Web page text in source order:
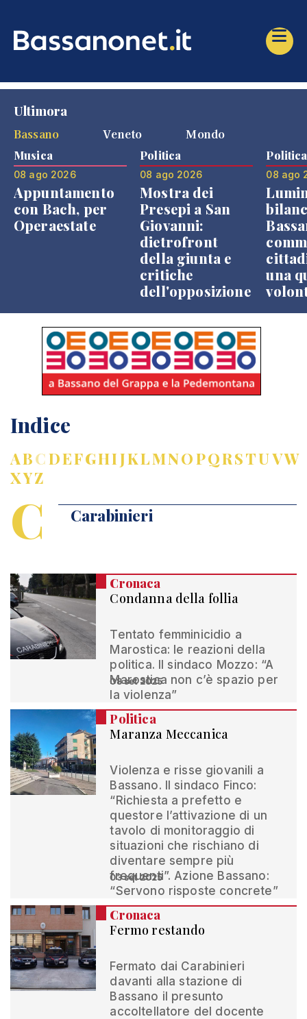
Ultimora
Bassano
Veneto Mondo
Musica
08 ago 2026
Appuntamento
con Bach, per
Operaestate
Politica
08 ago 2026
Mostra dei
Presepi a San
Giovanni:
dietrofront
della giunta e
critiche
dell'opposizione
Politica
08 ago
una
Indice
ABCDEFGHIJKLMNOPQRSTUVW
XYZ
C Carabinieri
Cronaca
Condanna della follia
Tentato femminicidio a
Marostica: le reazioni della
politica. Il sindaco Mozzo: “A
Marostica non c’è spazio per
la violenza”
08 set 2025
Politica
Maranza Meccanica
Violenza e risse giovanili a
Bassano. Il sindaco Finco:
“Richiesta a prefetto e
questore l’attivazione di un
tavolo di monitoraggio di
situazioni che rischiano di
diventare sempre più
frequenti”. Azione Bassano:
“Servono risposte concrete”
03 set 2025
Cronaca
Fermo restando
Fermato dai Carabinieri
davanti alla stazione di
Bassano il presunto
accoltellatore del docente